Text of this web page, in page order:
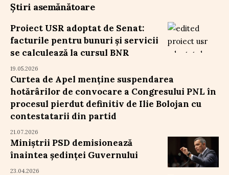
Știri asemănătoare
Proiect USR adoptat de Senat:
facturile pentru bunuri și servicii
se calculează la cursul BNR
19.05.2026
Curtea de Apel menține suspendarea
hotărârilor de convocare a Congresului PNL în
procesul pierdut definitiv de Ilie Bolojan cu
contestatarii din partid
21.07.2026
Miniștrii PSD demisionează
înaintea ședinței Guvernului
23.04.2026